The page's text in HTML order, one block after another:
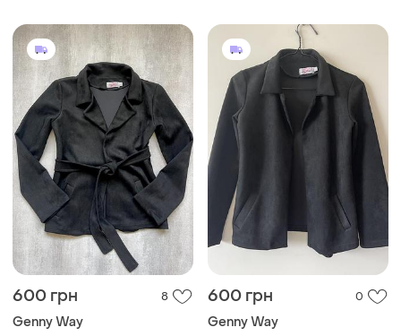
600 грн 8
Genny Way
600 грн 0
Genny Way